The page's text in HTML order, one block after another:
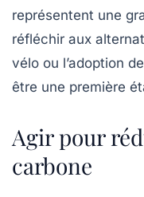
représentent une
réfléchir aux
vélo ou l’adoption
être une première
Agir pour
carbone